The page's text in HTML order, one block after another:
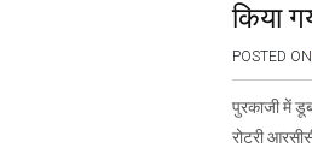
k
किया
POSTED ON
पुरकाजी में
रोटरी